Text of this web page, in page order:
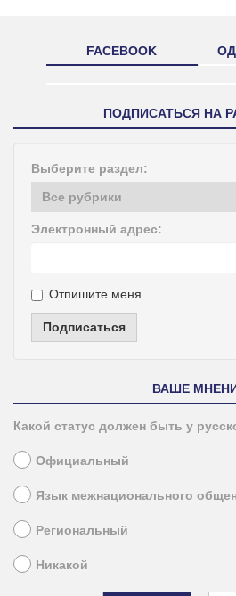
FACEBOOK
ПОДПИСАТЬСЯ НА
Выберите раздел:
Электронный адрес:
Отпишите меня
Подписаться
ВАШЕ
Какой статус должен быть у
Официальный
Язык межнационального
Региональный
Никакой